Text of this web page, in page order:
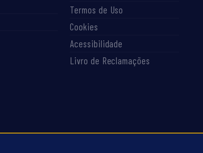
Termos de Uso
Cookies
Acessibilidade
Livro de Reclamações